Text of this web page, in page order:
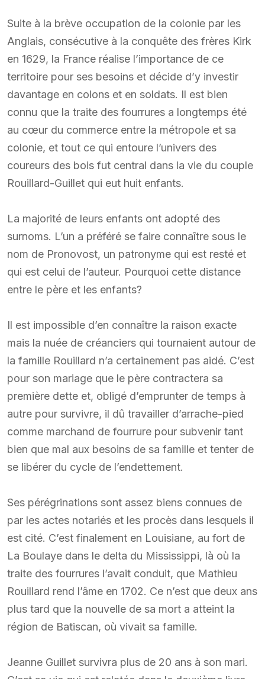
Suite à la brève occupation de la colonie par les
Anglais, consécutive à la conquête des frères Kirk
en 1629, la France réalise l’importance de ce
territoire pour ses besoins et décide d’y investir
davantage en colons et en soldats. Il est bien
connu que la traite des fourrures a longtemps été
au cœur du commerce entre la métropole et sa
colonie, et tout ce qui entoure l’univers des
coureurs des bois fut central dans la vie du couple
Rouillard-Guillet qui eut huit enfants.
La majorité de leurs enfants ont adopté des
surnoms. L’un a préféré se faire connaître sous le
nom de Pronovost, un patronyme qui est resté et
qui est celui de l’auteur. Pourquoi cette distance
entre le père et les enfants?
Il est impossible d’en connaître la raison exacte
mais la nuée de créanciers qui tournaient autour de
la famille Rouillard n’a certainement pas aidé. C’est
pour son mariage que le père contractera sa
première dette et, obligé d’emprunter de temps à
autre pour survivre, il dû travailler d’arrache-pied
comme marchand de fourrure pour subvenir tant
bien que mal aux besoins de sa famille et tenter de
se libérer du cycle de l’endettement.
Ses pérégrinations sont assez biens connues de
par les actes notariés et les procès dans lesquels il
est cité. C’est finalement en Louisiane, au fort de
La Boulaye dans le delta du Mississippi, là où la
traite des fourrures l’avait conduit, que Mathieu
Rouillard rend l’âme en 1702. Ce n’est que deux ans
plus tard que la nouvelle de sa mort a atteint la
région de Batiscan, où vivait sa famille.
Jeanne Guillet survivra plus de 20 ans à son mari.